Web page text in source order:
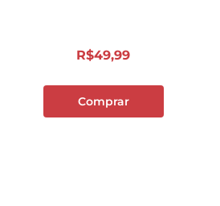
R$49,99
Comprar